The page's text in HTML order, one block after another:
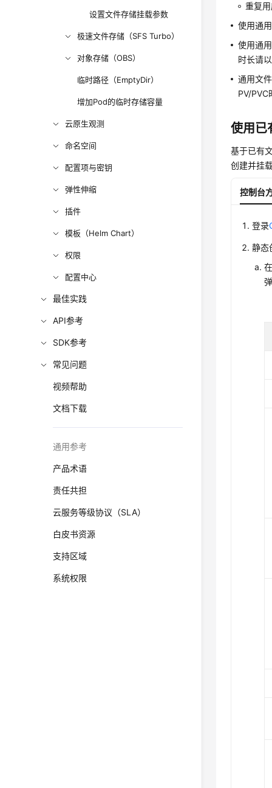
设置文件存储挂载参数
极速文件存储（SFS Turbo）
对象存储（OBS）
临时路径（EmptyDir）
增加Pod的临时存储容量
云原生观测
命名空间
配置项与密钥
弹性伸缩
插件
模板（Helm Chart）
权限
配置中心
最佳实践
API参考
SDK参考
常见问题
视频帮助
文档下载
通用参考
产品术语
责任共担
云服务等级协议（SLA）
白皮书资源
支持区域
系统权限
重复
使用通
使用通
时长请
通用文
PV/PVC
使用已
基于已有
创建并挂
控制台
登录
静态